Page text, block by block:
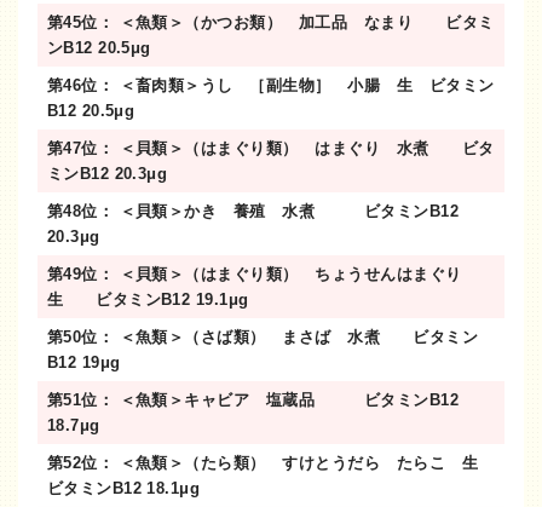
第45位： ＜魚類＞（かつお類） 加工品 なまり ビタミ
ンB12 20.5μg
第46位： ＜畜肉類＞うし ［副生物］ 小腸 生 ビタミン
B12 20.5μg
第47位： ＜貝類＞（はまぐり類） はまぐり 水煮 ビタ
ミンB12 20.3μg
第48位： ＜貝類＞かき 養殖 水煮 ビタミンB12
20.3μg
第49位： ＜貝類＞（はまぐり類） ちょうせんはまぐり
生 ビタミンB12 19.1μg
第50位： ＜魚類＞（さば類） まさば 水煮 ビタミン
B12 19μg
第51位： ＜魚類＞キャビア 塩蔵品 ビタミンB12
18.7μg
第52位： ＜魚類＞（たら類） すけとうだら たらこ 生
ビタミンB12 18.1μg